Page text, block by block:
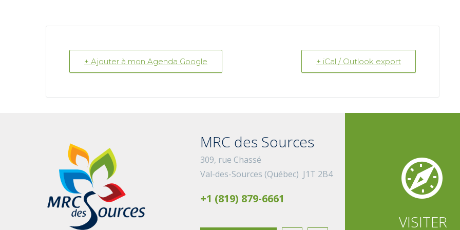
+ Ajouter à mon Agenda Google + iCal / Outlook export
MRC des Sources
309, rue Chassé
Val-des-Sources (Québec) J1T 2B4
+1 (819) 879-6661 

VISITER